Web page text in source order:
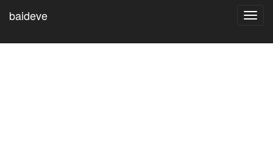
baideve